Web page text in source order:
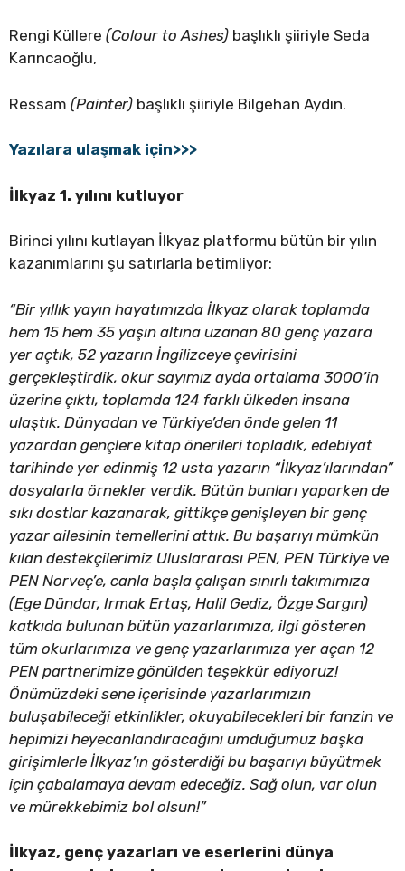
Rengi Küllere (Colour to Ashes) başlıklı şiiriyle Seda
Karıncaoğlu,
Ressam (Painter) başlıklı şiiriyle Bilgehan Aydın.
Yazılara ulaşmak için>>>
İlkyaz 1. yılını kutluyor
Birinci yılını kutlayan İlkyaz platformu bütün bir yılın
kazanımlarını şu satırlarla betimliyor:
“Bir yıllık yayın hayatımızda İlkyaz olarak toplamda
hem 15 hem 35 yaşın altına uzanan 80 genç yazara
yer açtık, 52 yazarın İngilizceye çevirisini
gerçekleştirdik, okur sayımız ayda ortalama 3000’in
üzerine çıktı, toplamda 124 farklı ülkeden insana
ulaştık. Dünyadan ve Türkiye’den önde gelen 11
yazardan gençlere kitap önerileri topladık, edebiyat
tarihinde yer edinmiş 12 usta yazarın “İlkyaz’ılarından”
dosyalarla örnekler verdik. Bütün bunları yaparken de
sıkı dostlar kazanarak, gittikçe genişleyen bir genç
yazar ailesinin temellerini attık. Bu başarıyı mümkün
kılan destekçilerimiz Uluslararası PEN, PEN Türkiye ve
PEN Norveç’e, canla başla çalışan sınırlı takımımıza
(Ege Dündar, Irmak Ertaş, Halil Gediz, Özge Sargın)
katkıda bulunan bütün yazarlarımıza, ilgi gösteren
tüm okurlarımıza ve genç yazarlarımıza yer açan 12
PEN partnerimize gönülden teşekkür ediyoruz!
Önümüzdeki sene içerisinde yazarlarımızın
buluşabileceği etkinlikler, okuyabilecekleri bir fanzin ve
hepimizi heyecanlandıracağını umduğumuz başka
girişimlerle İlkyaz’ın gösterdiği bu başarıyı büyütmek
için çabalamaya devam edeceğiz. Sağ olun, var olun
ve mürekkebimiz bol olsun!”
İlkyaz, genç yazarları ve eserlerini dünya